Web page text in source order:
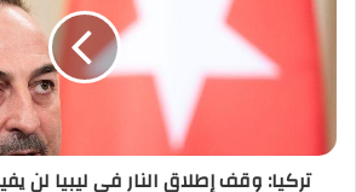
تركيا: وقف إطلاق النار في ليبيا لن